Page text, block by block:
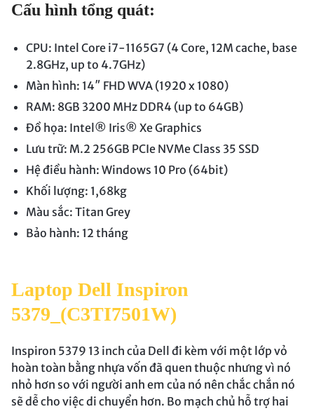
Cấu hình tổng quát:
CPU: Intel Core i7-1165G7 (4 Core, 12M cache, base
2.8GHz, up to 4.7GHz)
Màn hình: 14″ FHD WVA (1920 x 1080)
RAM: 8GB 3200 MHz DDR4 (up to 64GB)
Đồ họa: Intel® Iris® Xe Graphics
Lưu trữ: M.2 256GB PCIe NVMe Class 35 SSD
Hệ điều hành: Windows 10 Pro (64bit)
Khối lượng: 1,68kg
Màu sắc: Titan Grey
Bảo hành: 12 tháng
Laptop Dell Inspiron
5379_(C3TI7501W)
Inspiron 5379 13 inch của Dell đi kèm với một lớp vỏ
hoàn toàn bằng nhựa vốn đã quen thuộc nhưng vì nó
nhỏ hơn so với người anh em của nó nên chắc chắn nó
sẽ dễ cho việc di chuyển hơn. Bo mạch chủ hỗ trợ hai